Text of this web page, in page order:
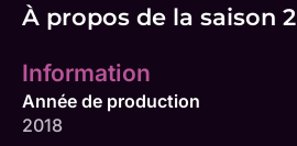
À propos de la saison 2
Information
Année de production
2018